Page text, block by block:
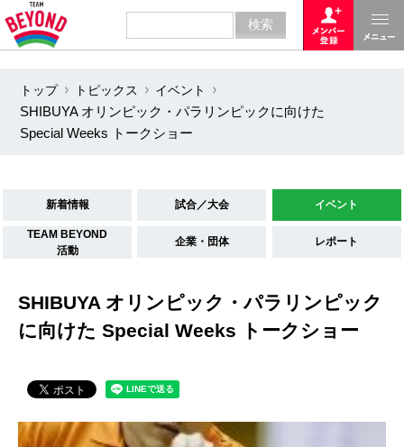
トップ トピックス
イベント
SHIBUYA オリンピック・パラリンピックに向けた
Special Weeks トークショー
新着情報 試合／大会 イベント
TEAM BEYOND
活動
企業・団体 レポート
SHIBUYA オリンピック・パラリンピック
に向けた Special Weeks トークショー